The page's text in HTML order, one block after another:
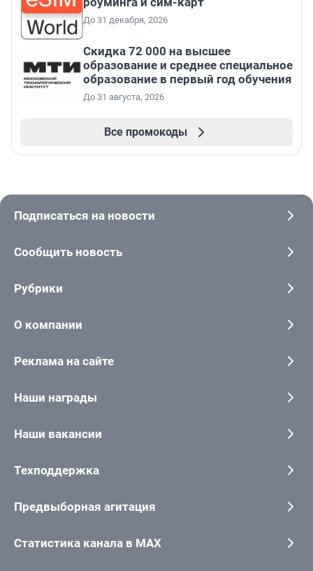
До 31 декабря, 2026
Скидка 72 000 на высшее
образование и среднее специальное
образование в первый год обучения
До 31 августа, 2026
Все промокоды
Подписаться на новости
Сообщить новость
Рубрики
О компании
Реклама на сайте
Наши награды
Наши вакансии
Техподдержка
Предвыборная агитация
Статистика канала в MAX